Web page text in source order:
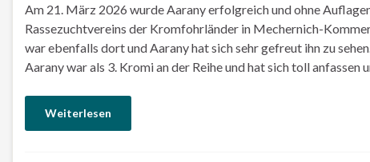
Am 21. März 2026 wurde Aarany erfolgreich und ohne
Rassezuchtvereins der Kromfohrländer in Mechernich-
war ebenfalls dort und Aarany hat sich sehr gefreut ihn zu
Aarany war als 3. Kromi an der Reihe und hat sich toll anfassen
Weiterlesen